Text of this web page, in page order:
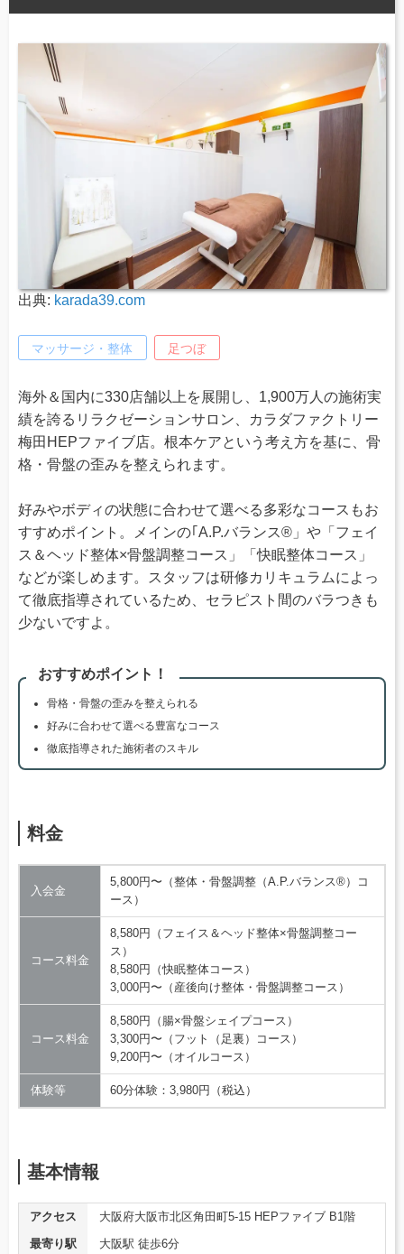
出典: karada39.com
マッサージ・整体 足つぼ
海外＆国内に330店舗以上を展開し、1,900万人の施術実
績を誇るリラクゼーションサロン、カラダファクトリー
梅田HEPファイブ店。根本ケアという考え方を基に、骨
格・骨盤の歪みを整えられます。
好みやボディの状態に合わせて選べる多彩なコースもお
すすめポイント。メインの｢A.P.バランス®」や「フェイ
ス＆ヘッド整体×骨盤調整コース」「快眠整体コース」
などが楽しめます。スタッフは研修カリキュラムによっ
て徹底指導されているため、セラピスト間のバラつきも
少ないですよ。
おすすめポイント！
骨格・骨盤の歪みを整えられる
好みに合わせて選べる豊富なコース
徹底指導された施術者のスキル
料金
入会金
5,800円〜（整体・骨盤調整（A.P.バランス®）コ
ース）
コース料金
8,580円（フェイス＆ヘッド整体×骨盤調整コー
ス）
8,580円（快眠整体コース）
3,000円〜（産後向け整体・骨盤調整コース）
コース料金
8,580円（腸×骨盤シェイプコース）
3,300円〜（フット（足裏）コース）
9,200円〜（オイルコース）
体験等 60分体験：3,980円（税込）
基本情報
アクセス
大阪府大阪市北区角田町5-15 HEPファイブ B1階
最寄り駅
大阪駅 徒歩6分